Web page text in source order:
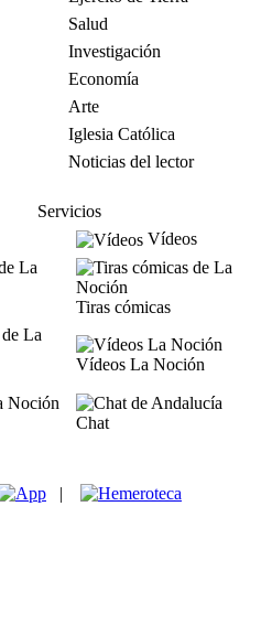
Salud
Investigación
Economía
Arte
Iglesia Católica
Noticias del lector
Servicios
Vídeos
Tiras cómicas
Vídeos La Noción
Chat
|